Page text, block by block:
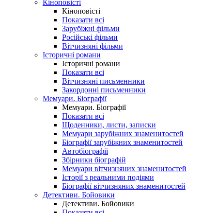
Кіноповісті
Кіноповісті
Показати всі
Зарубіжні фільми
Російські фільми
Вітчизняні фільми
Історичні романи
Історичні романи
Показати всі
Вітчизняні письменники
Закордонні письменники
Мемуари. Біографії
Мемуари. Біографії
Показати всі
Щоденники, листи, записки
Мемуари зарубіжних знаменитостей
Біографії зарубіжних знаменитостей
Автобіографії
Збірники біографій
Мемуари вітчизняних знаменитостей
Історії з реальними подіями
Біографії вітчизняних знаменитостей
Детективи. Бойовики
Детективи. Бойовики